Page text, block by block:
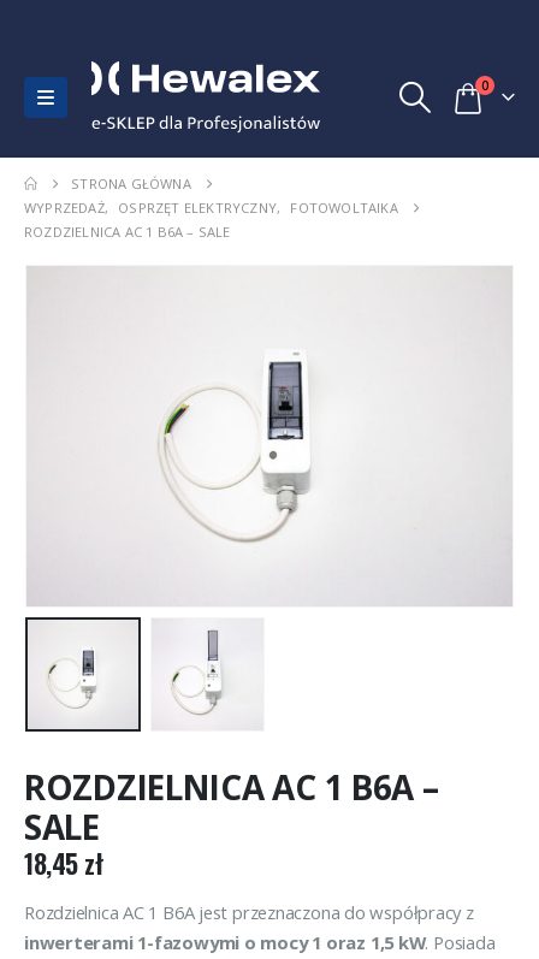
0
STRONA GŁÓWNA
WYPRZEDAŻ, OSPRZĘT ELEKTRYCZNY,
FOTOWOLTAIKA
ROZDZIELNICA AC 1 B6A – SALE
ROZDZIELNICA AC 1 B6A –
SALE
18,45zł
Rozdzielnica AC 1 B6A jest przeznaczona do współpracy z
inwerterami 1-fazowymi o mocy 1 oraz 1,5 kW. Posiada